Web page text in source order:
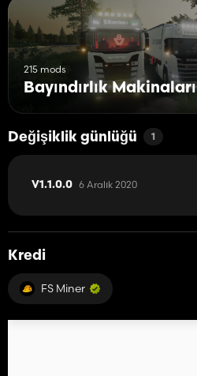
215 mods
Bayındırlık Makinaları
Değişiklik günlüğü 1
V1.1.0.0 6 Aralık 2020
Kredi
FS Miner